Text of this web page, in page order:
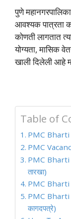
पुणे
आवश्यक पात्रता
कोणती लागतात
योग्यता, मासिक
खाली दिलेली आहे
Table of
PMC
PMC
PMC Bharti
तारखा)
PMC Bharti
PMC
कागदपत्रे)